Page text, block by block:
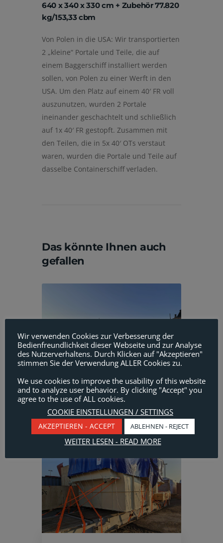
640 x 340 x 330 cm + Zubehör 77.820
kg/153,33 cbm
Von Polen in die USA: Wir transportierten
2 „kleine“ Portale und Teile, die auf
einem Baggerschiff installiert werden
sollen, von Polen zu einer Werft in den
USA. Um den Platz auf einem 40′ FR voll
auszunutzen, wurden 2 Portale
ineinander geschachtelt und schließlich
auf 1x 40′ FR gestopft. Zusammen mit
den Teilen, die in 5x 40′ OTs verstaut
waren, wurden die Portale und Teile auf
dasselbe Containerschiff verladen.
Das könnte Ihnen auch
gefallen
Projektverladungen
Schwenkeinheit von
Saarbrücken nach Singapur
Wir verwenden Cookies zur Verbesserung der
Bedienfreundlichkeit dieser Webseite und zur Analyse
des Nutzerverhaltens. Durch Klicken auf "Akzeptieren"
stimmen Sie der Verwendung ALLER Cookies zu.
We use cookies to improve the usability of this website
and to analyze user behavior. By clicking "Accept" you
agree to the use of ALL cookies.
COOKIE EINSTELLUNGEN / SETTINGS
AKZEPTIEREN - ACCEPT ABLEHNEN - REJECT
WEITER LESEN - READ MORE